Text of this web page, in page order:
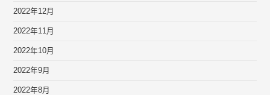
2022年12月
2022年11月
2022年10月
2022年9月
2022年8月